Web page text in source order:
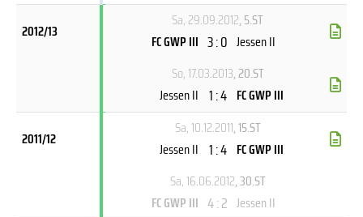
2012/13
Sa, 29.09.2012, 5.ST
FC GWP III 3 : 0 Jessen II
So, 17.03.2013, 20.ST
Jessen II 1 : 4 FC GWP III
2011/12
Sa, 10.12.2011, 15.ST
Jessen II 1 : 4 FC GWP III
Sa, 16.06.2012, 30.ST
FC GWP III 4 : 2 Jessen II